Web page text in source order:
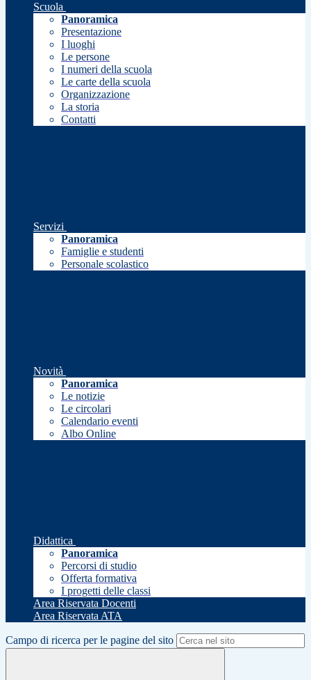
Scuola
Panoramica
Presentazione
I luoghi
Le persone
I numeri della scuola
Le carte della scuola
Organizzazione
La storia
Contatti
Servizi
Panoramica
Famiglie e studenti
Personale scolastico
Novità
Panoramica
Le notizie
Le circolari
Calendario eventi
Albo Online
Didattica
Panoramica
Percorsi di studio
Offerta formativa
I progetti delle classi
Area Riservata Docenti
Area Riservata ATA
Campo di ricerca per le pagine del sito